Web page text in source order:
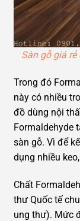
Sàn gỗ giá
Trong đó
này có nhiều
đồ dùng nội
Formaldehyde
sàn gỗ. Vì để
dụng nhiều
Chất
thư Quốc tế
ung thư). Mức